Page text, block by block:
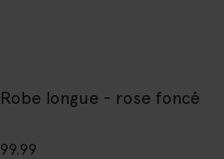
Robe longue - rose foncé
99.99